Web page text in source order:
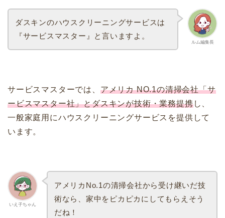
ルム編集長
ダスキンのハウスクリーニングサービスは
『サービスマスター』と言いますよ。
サービスマスターでは、 アメリカ NO.1の清掃会社「サ
ービスマスター社」とダスキンが技術・業務提携し、
一般家庭用にハウスクリーニングサービスを提供して
います。
いえ子ちゃん
アメリカNo.1の清掃会社から受け継いだ技
術なら、家中をピカピカにしてもらえそう
だね！